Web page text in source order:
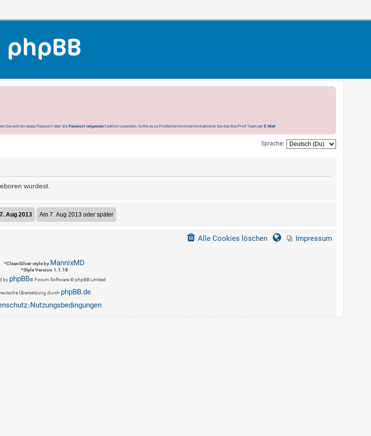
Sie sich ein neues Passwort über diePasswort vergessen Funktion zusenden. Sollte es zu Problemen kommen kontaktieren Sie das Bus-Profi Team per E-Mail.
Sprache:
wurdest.
Impressum
Alle Cookies löschen
*CleanSilver style by MannixMD
*Style Version 1.1.18
by phpBB® Forum Software © phpBB Limited
Übersetzung durch phpBB.de
| Nutzungsbedingungen